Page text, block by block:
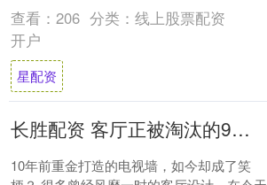
窗，可老房子用藤帘遮阳，阳光滤过藤条，
柔柔....
查看： 206 分类： 线上股票配资
开户
星配资
长胜配资 客厅正被淘汰的9个设计：你家中招了么？
10年前重金打造的电视墙，如今却成了笑